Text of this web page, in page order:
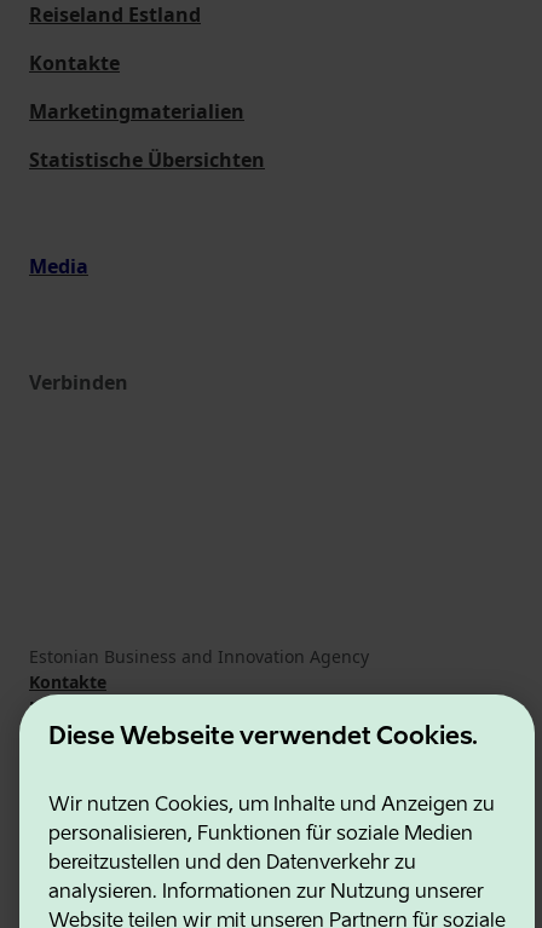
Diese Webseite verwendet Cookies.
Wir nutzen Cookies, um Inhalte und Anzeigen zu
personalisieren, Funktionen für soziale Medien
bereitzustellen und den Datenverkehr zu
analysieren. Informationen zur Nutzung unserer
Website teilen wir mit unseren Partnern für soziale
Reiseland Estland
Kontakte
Marketingmaterialien
Statistische Übersichten
Media
Verbinden
Estonian Business and Innovation Agency
Kontakte
Kooperationspartner
Nutzungsbedingungen